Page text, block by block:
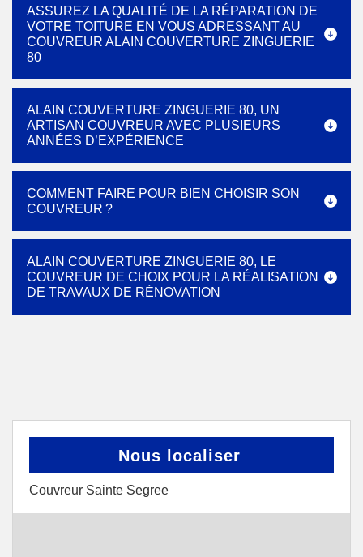
ASSUREZ LA QUALITÉ DE LA RÉPARATION DE
VOTRE TOITURE EN VOUS ADRESSANT AU
COUVREUR ALAIN COUVERTURE ZINGUERIE
80
ALAIN COUVERTURE ZINGUERIE 80, UN
ARTISAN COUVREUR AVEC PLUSIEURS
ANNÉES D’EXPÉRIENCE
COMMENT FAIRE POUR BIEN CHOISIR SON
COUVREUR ?
ALAIN COUVERTURE ZINGUERIE 80, LE
COUVREUR DE CHOIX POUR LA RÉALISATION
DE TRAVAUX DE RÉNOVATION
Nous localiser
Couvreur Sainte Segree